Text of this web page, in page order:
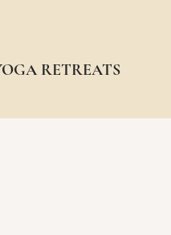
RETREATS